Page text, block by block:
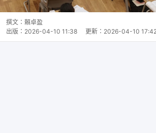
撰文： 賴卓盈
出版： 2026-04-10 11:38 更新： 2026-04-10